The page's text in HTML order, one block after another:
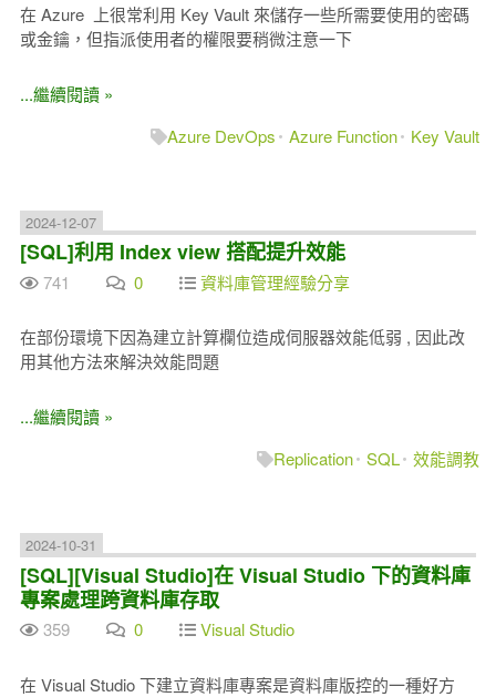
在 Azure 上很常利用 Key Vault 來儲存一些所需要使用的密碼
或金鑰，但指派使用者的權限要稍微注意一下
...繼續閱讀 »
Azure DevOps
Azure Function Key Vault
2024-12-07
[SQL]利用 Index view 搭配提升效能
741 0 資料庫管理經驗分享
在部份環境下因為建立計算欄位造成伺服器效能低弱 , 因此改
用其他方法來解決效能問題
...繼續閱讀 »
Replication SQL 效能調教
2024-10-31
[SQL][Visual Studio]在 Visual Studio 下的資料庫
專案處理跨資料庫存取
359 0 Visual Studio
在 Visual Studio 下建立資料庫專案是資料庫版控的一種好方